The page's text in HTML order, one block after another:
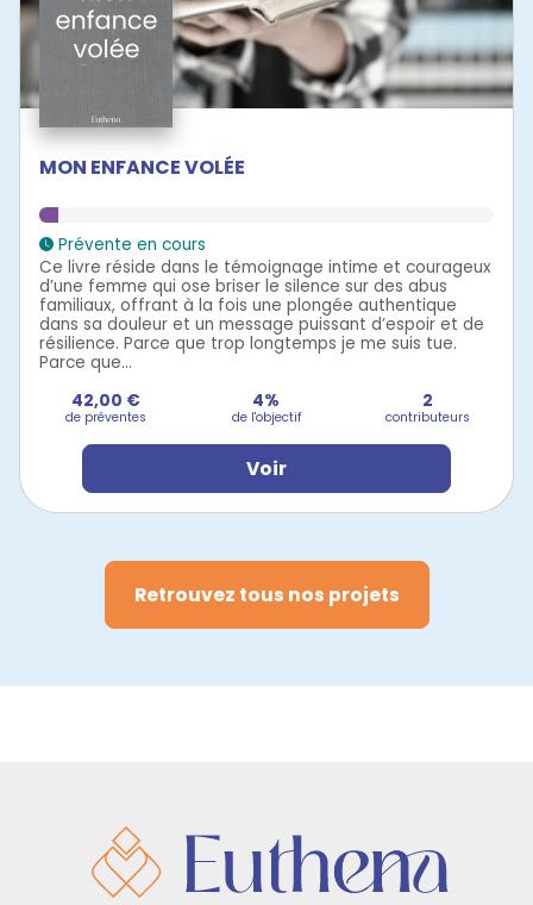
MON ENFANCE VOLÉE
Prévente en cours
Ce livre réside dans le témoignage intime et courageux
d’une femme qui ose briser le silence sur des abus
familiaux, offrant à la fois une plongée authentique
dans sa douleur et un message puissant d’espoir et de
résilience. Parce que trop longtemps je me suis tue.
Parce que...
42,00 €
de préventes
4%
de l'objectif
2
contributeurs
Voir
Retrouvez tous nos projets